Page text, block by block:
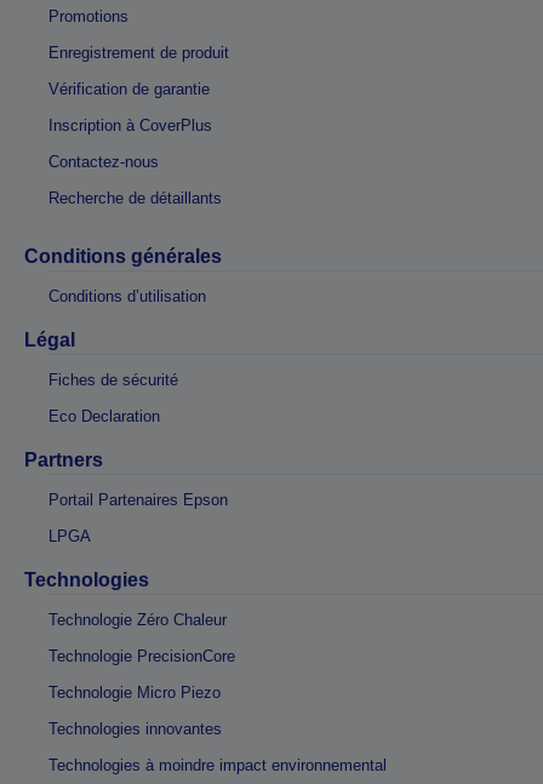
Promotions
Enregistrement de produit
Vérification de garantie
Inscription à CoverPlus
Contactez-nous
Recherche de détaillants
Conditions générales
Conditions d’utilisation
Légal
Fiches de sécurité
Eco Declaration
Partners
Portail Partenaires Epson
LPGA
Technologies
Technologie Zéro Chaleur
Technologie PrecisionCore
Technologie Micro Piezo
Technologies innovantes
Technologies à moindre impact environnemental